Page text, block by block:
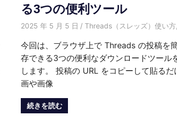
る3つの便利ツール
2025 年 5 月 5 日 愛麗絲
Threads（スレッズ）使い方
今回は、ブラウザ上で Threads の投稿を
存できる3つの便利なダウンロードツール
します。 投稿の URL をコピーして貼るだ
画や画像
続きを読む